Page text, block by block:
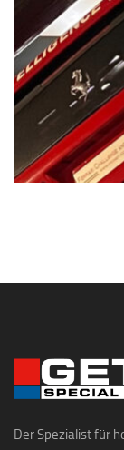
Der Spezialist für